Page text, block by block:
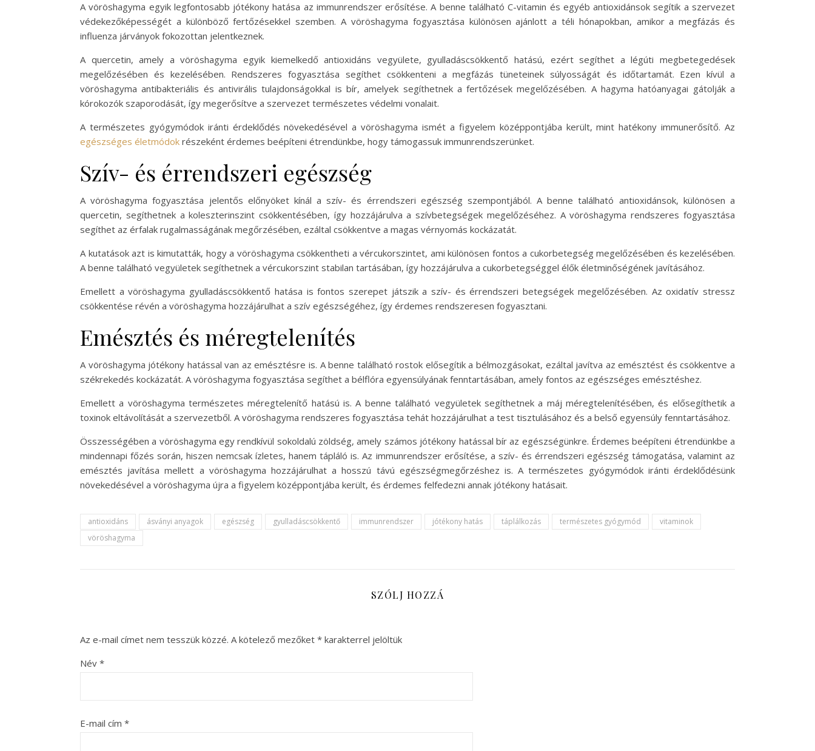
A vöröshagyma egyik legfontosabb jótékony hatása az immunrendszer erősítése. A benne található C-vitamin és egyéb antioxidánsok segítik a szervezet
védekezőképességét a különböző fertőzésekkel szemben. A vöröshagyma fogyasztása különösen ajánlott a téli hónapokban, amikor a megfázás és
influenza járványok fokozottan jelentkeznek.
A quercetin, amely a vöröshagyma egyik kiemelkedő antioxidáns vegyülete, gyulladáscsökkentő hatású, ezért segíthet a légúti megbetegedések
megelőzésében és kezelésében. Rendszeres fogyasztása segíthet csökkenteni a megfázás tüneteinek súlyosságát és időtartamát. Ezen kívül a
vöröshagyma antibakteriális és antivirális tulajdonságokkal is bír, amelyek segíthetnek a fertőzések megelőzésében. A hagyma hatóanyagai gátolják a
kórokozók szaporodását, így megerősítve a szervezet természetes védelmi vonalait.
A természetes gyógymódok iránti érdeklődés növekedésével a vöröshagyma ismét a figyelem középpontjába került, mint hatékony immunerősítő. Az
egészséges életmódok részeként érdemes beépíteni étrendünkbe, hogy támogassuk immunrendszerünket.
Szív- és érrendszeri egészség
A vöröshagyma fogyasztása jelentős előnyöket kínál a szív- és érrendszeri egészség szempontjából. A benne található antioxidánsok, különösen a
quercetin, segíthetnek a koleszterinszint csökkentésében, így hozzájárulva a szívbetegségek megelőzéséhez. A vöröshagyma rendszeres fogyasztása
segíthet az érfalak rugalmasságának megőrzésében, ezáltal csökkentve a magas vérnyomás kockázatát.
A kutatások azt is kimutatták, hogy a vöröshagyma csökkentheti a vércukorszintet, ami különösen fontos a cukorbetegség megelőzésében és kezelésében.
A benne található vegyületek segíthetnek a vércukorszint stabilan tartásában, így hozzájárulva a cukorbetegséggel élők életminőségének javításához.
Emellett a vöröshagyma gyulladáscsökkentő hatása is fontos szerepet játszik a szív- és érrendszeri betegségek megelőzésében. Az oxidatív stressz
csökkentése révén a vöröshagyma hozzájárulhat a szív egészségéhez, így érdemes rendszeresen fogyasztani.
Emésztés és méregtelenítés
A vöröshagyma jótékony hatással van az emésztésre is. A benne található rostok elősegítik a bélmozgásokat, ezáltal javítva az emésztést és csökkentve a
székrekedés kockázatát. A vöröshagyma fogyasztása segíthet a bélflóra egyensúlyának fenntartásában, amely fontos az egészséges emésztéshez.
Emellett a vöröshagyma természetes méregtelenítő hatású is. A benne található vegyületek segíthetnek a máj méregtelenítésében, és elősegíthetik a
toxinok eltávolítását a szervezetből. A vöröshagyma rendszeres fogyasztása tehát hozzájárulhat a test tisztulásához és a belső egyensúly fenntartásához.
Összességében a vöröshagyma egy rendkívül sokoldalú zöldség, amely számos jótékony hatással bír az egészségünkre. Érdemes beépíteni étrendünkbe a
mindennapi főzés során, hiszen nemcsak ízletes, hanem tápláló is. Az immunrendszer erősítése, a szív- és érrendszeri egészség támogatása, valamint az
emésztés javítása mellett a vöröshagyma hozzájárulhat a hosszú távú egészségmegőrzéshez is. A természetes gyógymódok iránti érdeklődésünk
növekedésével a vöröshagyma újra a figyelem középpontjába került, és érdemes felfedezni annak jótékony hatásait.
antioxidáns ásványi anyagok egészség gyulladáscsökkentő immunrendszer jótékony hatás táplálkozás természetes gyógymód
vitaminok
vöröshagyma
SZÓLJ HOZZÁ
Az e-mail címet nem tesszük közzé. A kötelező mezőket * karakterrel jelöltük
Név *
E-mail cím *